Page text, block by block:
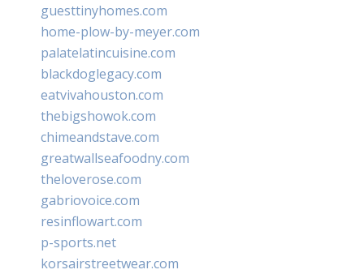
guesttinyhomes.com
home-plow-by-meyer.com
palatelatincuisine.com
blackdoglegacy.com
eatvivahouston.com
thebigshowok.com
chimeandstave.com
greatwallseafoodny.com
theloverose.com
gabriovoice.com
resinflowart.com
p-sports.net
korsairstreetwear.com